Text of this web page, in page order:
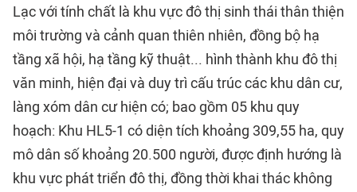
Lạc với tính chất là khu vực đô thị sinh thái thân thiện
môi trường và cảnh quan thiên nhiên, đồng bộ hạ
tầng xã hội, hạ tầng kỹ thuật... hình thành khu đô thị
văn minh, hiện đại và duy trì cấu trúc các khu dân cư,
làng xóm dân cư hiện có; bao gồm 05 khu quy
hoạch: Khu HL5-1 có diện tích khoảng 309,55 ha, quy
mô dân số khoảng 20.500 người, được định hướng là
khu vực phát triển đô thị, đồng thời khai thác không